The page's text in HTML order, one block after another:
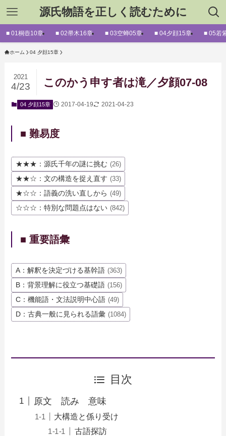
源氏物語を正しく読むために
■ 01桐壺10章 ■ 02帚木16章 ■ 03空蝉05章 ■ 04夕顔15章 ■ 05若
ホーム 04 夕顔15章
このかう申す者は滝／夕顔07-08
2021
4/23
04 夕顔15章 2017-04-19 2021-04-23
■ 難易度
★★★：源氏千年の謎に挑む (26)
★★☆：文の構造を捉え直す (33)
★☆☆：語義の洗い直しから (49)
☆☆☆：特別な問題点はない (842)
■ 重要語彙
A：解釈を決定づける基幹語 (363)
B：背景理解に役立つ基礎語 (156)
C：機能語・文法説明中心語 (49)
D：古典一般に見られる語彙 (1084)
目次
原文 読み 意味
大構造と係り受け
古語探訪